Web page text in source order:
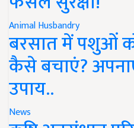
Animal Husbandry
बरसात में पशुओं
कैसे बचाएं?
उपाय..
News